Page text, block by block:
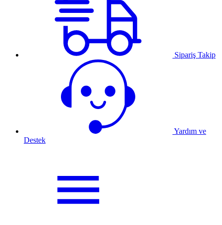
Sipariş Takip
Yardım ve
Destek